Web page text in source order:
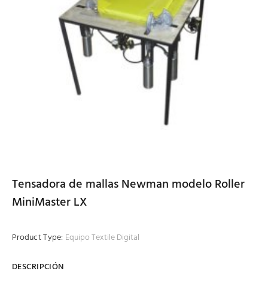
Tensadora de mallas Newman modelo Roller
MiniMaster LX
Product Type: Equipo Textile Digital
DESCRIPCIÓN